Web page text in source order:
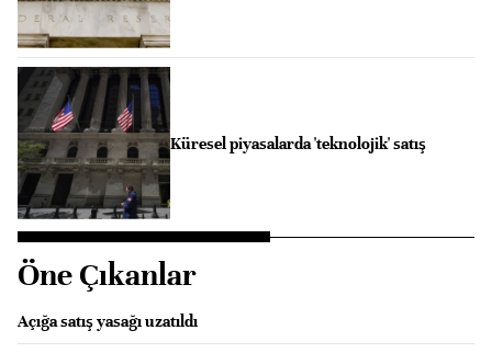
Küresel piyasalarda 'teknolojik' satış
Öne Çıkanlar
Açığa satış yasağı uzatıldı